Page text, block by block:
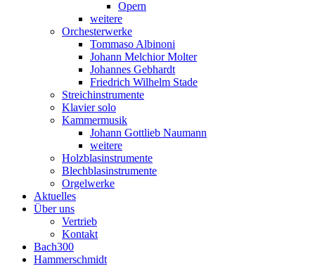
Opern
weitere
Orchesterwerke
Tommaso Albinoni
Johann Melchior Molter
Johannes Gebhardt
Friedrich Wilhelm Stade
Streichinstrumente
Klavier solo
Kammermusik
Johann Gottlieb Naumann
weitere
Holzblasinstrumente
Blechblasinstrumente
Orgelwerke
Aktuelles
Über uns
Vertrieb
Kontakt
Bach300
Hammerschmidt